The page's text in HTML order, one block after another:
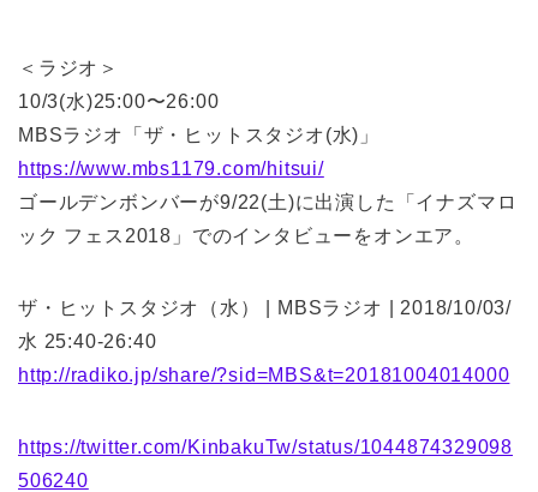
＜ラジオ＞
10/3(水)25:00〜26:00
MBSラジオ「ザ・ヒットスタジオ(水)」
https://www.mbs1179.com/hitsui/
ゴールデンボンバーが9/22(土)に出演した「イナズマロ
ック フェス2018」でのインタビューをオンエア。
ザ・ヒットスタジオ（水） | MBSラジオ | 2018/10/03/
水 25:40-26:40
http://radiko.jp/share/?sid=MBS&t=20181004014000
https://twitter.com/KinbakuTw/status/1044874329098
506240